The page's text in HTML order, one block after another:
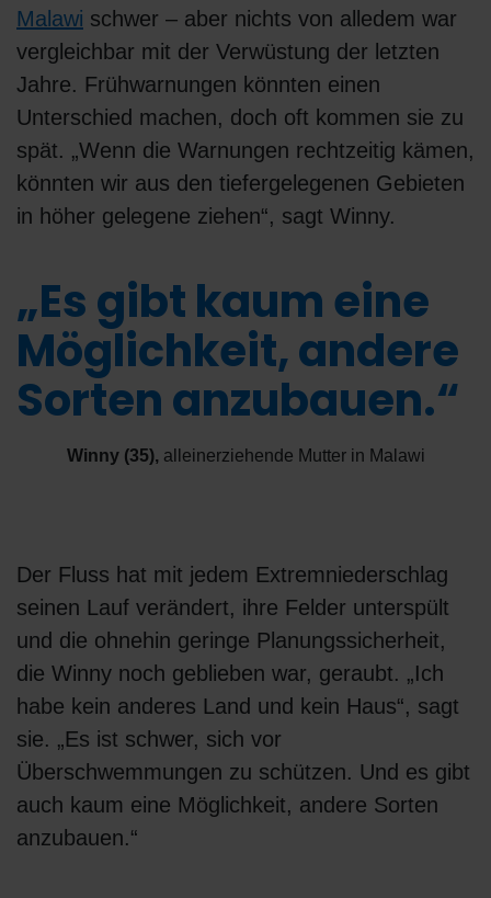
Malawi schwer – aber nichts von alledem war
vergleichbar mit der Verwüstung der letzten
Jahre. Frühwarnungen könnten einen
Unterschied machen, doch oft kommen sie zu
spät. „Wenn die Warnungen rechtzeitig kämen,
könnten wir aus den tiefergelegenen Gebieten
in höher gelegene ziehen“, sagt Winny.
„Es gibt kaum eine
Möglichkeit, andere
Sorten anzubauen.“
Winny (35), alleinerziehende Mutter in Malawi
Der Fluss hat mit jedem Extremniederschlag
seinen Lauf verändert, ihre Felder unterspült
und die ohnehin geringe Planungssicherheit,
die Winny noch geblieben war, geraubt. „Ich
habe kein anderes Land und kein Haus“, sagt
sie. „Es ist schwer, sich vor
Überschwemmungen zu schützen. Und es gibt
auch kaum eine Möglichkeit, andere Sorten
anzubauen.“